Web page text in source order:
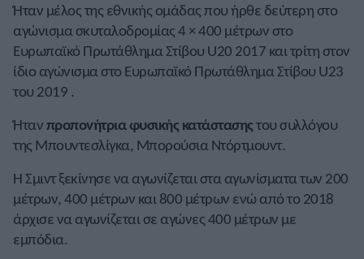
Ήταν μέλος της εθνικής ομάδας που ήρθε δεύτερη στο
αγώνισμα σκυταλοδρομίας 4 × 400 μέτρων στο
Ευρωπαϊκό Πρωτάθλημα Στίβου U20 2017 και τρίτη στον
ίδιο αγώνισμα στο Ευρωπαϊκό Πρωτάθλημα Στίβου U23
του 2019 .
Ήτανπροπονήτρια φυσικής κατάστασηςτου συλλόγου
της Μπουντεσλίγκα, Μπορούσια Ντόρτμουντ.
Η Σμιντ ξεκίνησε να αγωνίζεται στα αγωνίσματα των 200
μέτρων, 400 μέτρων και 800 μέτρων ενώ από το 2018
άρχισε να αγωνίζεται σε αγώνες 400 μέτρων με
εμπόδια.